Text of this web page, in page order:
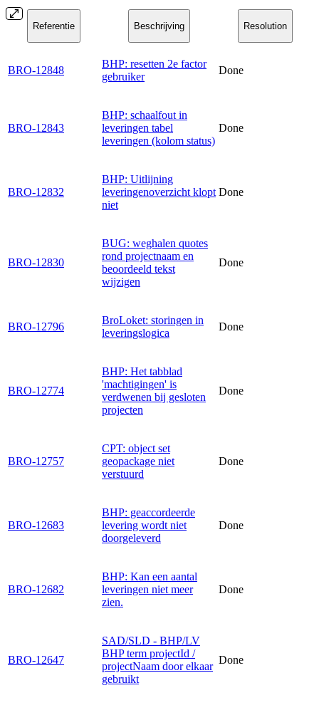
Referentie Beschrijving Resolution
BRO-12848
BHP: resetten 2e factor
gebruiker
Done
BRO-12843
BHP: schaalfout in
leveringen tabel
leveringen (kolom status)
Done
BRO-12832
BHP: Uitlijning
leveringenoverzicht klopt
niet
Done
BRO-12830
BUG: weghalen quotes
rond projectnaam en
beoordeeld tekst
wijzigen
Done
BRO-12796
BroLoket: storingen in
leveringslogica
Done
BRO-12774
BHP: Het tabblad
'machtigingen' is
verdwenen bij gesloten
projecten
Done
BRO-12757
CPT: object set
geopackage niet
verstuurd
Done
BRO-12683
BHP: geaccordeerde
levering wordt niet
doorgeleverd
Done
BRO-12682
BHP: Kan een aantal
leveringen niet meer
zien.
Done
BRO-12647
SAD/SLD - BHP/LV
BHP term projectId /
projectNaam door elkaar
gebruikt
Done